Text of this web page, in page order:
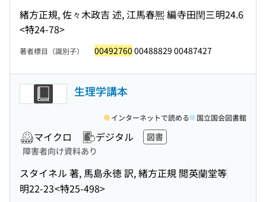
緒方正規, 佐々木政吉 述, 江馬春熈 編寺田閏三明24.6
<特24-78>
著者標目（識別子） 00492760 00488829 00487427
生理学講本
マイクロ デジタル
図書
障害者向け資料あり
スタイネル 著, 馬島永徳 訳, 緒方正規 閲英蘭堂等
明22-23<特25-498>
インターネットで読める 国立国会図書館